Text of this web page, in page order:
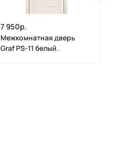
7 950р.
Межкомнатная дверь
Graf PS-11 белый